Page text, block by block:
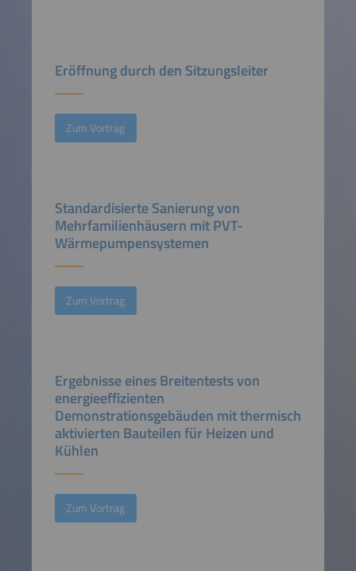
Eröffnung durch den Sitzungsleiter
Zum Vortrag
Standardisierte Sanierung von
Mehrfamilienhäusern mit PVT-
Wärmepumpensystemen
Zum Vortrag
Ergebnisse eines Breitentests von
energieeffizienten
Demonstrationsgebäuden mit thermisch
aktivierten Bauteilen für Heizen und
Kühlen
Zum Vortrag